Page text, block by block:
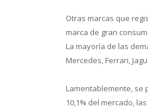
Otras marcas que
marca de gran
La mayoría de las
Mercedes, Ferrari,
Lamentablemente, se
10,1% del mercado,